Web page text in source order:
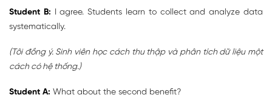
Student B: I agree. Students learn to collect and analyze data
systematically.
(Tôi đồng ý. Sinh viên học cách thu thập và phân tích dữ liệu một
cách có hệ thống.)
Student A: What about the second benefit?